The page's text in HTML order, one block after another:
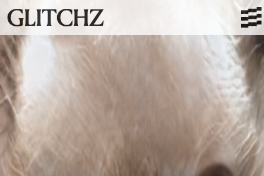
GLITCHZ